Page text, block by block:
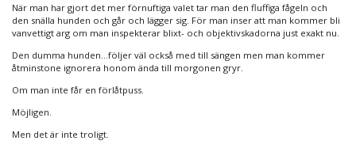
När man har gjort det mer förnuftiga valet tar man den fluffiga fågeln och
den snälla hunden och går och lägger sig. För man inser att man kommer bli
vanvettigt arg om man inspekterar blixt- och objektivskadorna just exakt nu.
Den dumma hunden…följer väl också med till sängen men man kommer
åtminstone ignorera honom ända till morgonen gryr.
Om man inte får en förlåtpuss.
Möjligen.
Men det är inte troligt.